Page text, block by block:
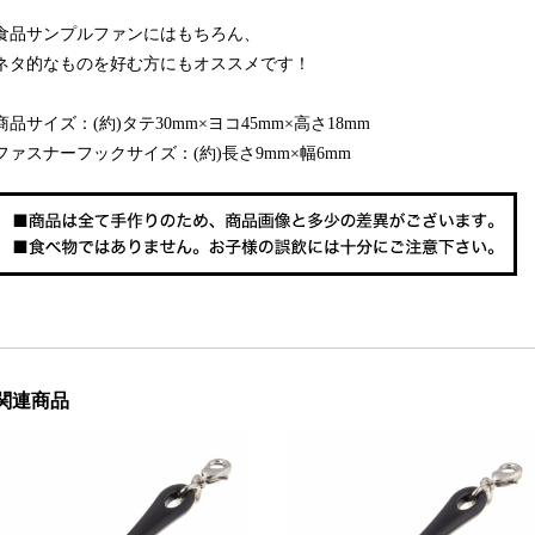
品サンプルファンにはもちろん、
タ的なものを好む方にもオススメです！
品サイズ：(約)タテ30mm×ヨコ45mm×高さ18mm
ァスナーフックサイズ：(約)長さ9mm×幅6mm
連商品